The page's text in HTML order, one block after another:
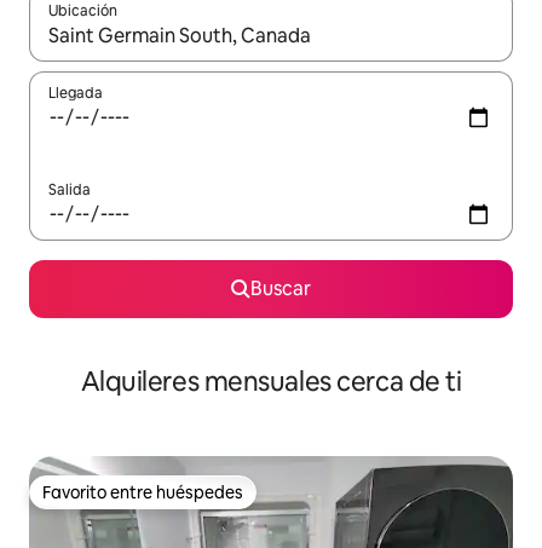
Ubicación
Cuando los resultados estén disponibles, navega con las
Llegada
Salida
Buscar
Alquileres mensuales cerca de ti
Favorito entre huéspedes
Favorito entre huéspedes